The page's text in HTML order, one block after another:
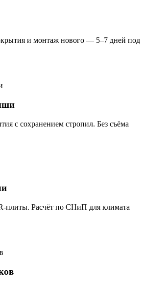
и монтаж нового — 5–7 дней под
с сохранением стропил. Без съёма
плиты. Расчёт по СНиП для климата